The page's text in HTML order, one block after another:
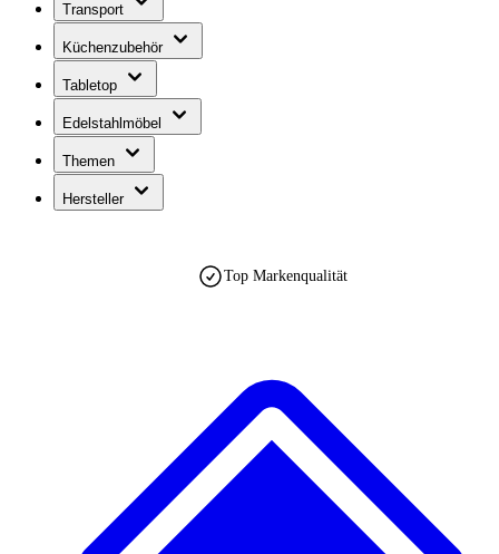
Transport
Küchenzubehör
Tabletop
Edelstahlmöbel
Themen
Hersteller
Top Markenqualität